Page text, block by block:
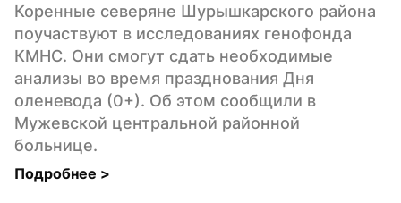
Коренные северяне Шурышкарского района
поучаствуют в исследованиях генофонда
КМНС. Они смогут сдать необходимые
анализы во время празднования Дня
оленевода (0+). Об этом сообщили в
Мужевской центральной районной
больнице.
Подробнее >